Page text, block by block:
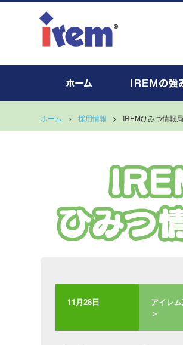
ホーム > 採用情報 > IREMひみつ情報局
11月28日
アイレ
＞